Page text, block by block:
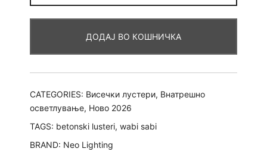
Gray
ДОДАЈ ВО КОШНИЧКА
CATEGORIES: Висечки лустери, Внатрешно
осветлување, Ново 2026
TAGS: betonski lusteri, wabi sabi
BRAND: Neo Lighting